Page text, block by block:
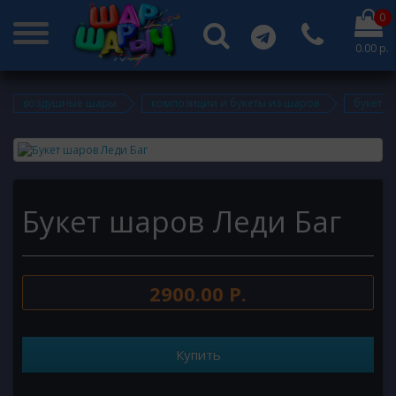
0
0.00 р.
воздушные шары композиции и букеты из шаров букеты
Букет шаров Леди Баг
2900.00 Р.
Купить